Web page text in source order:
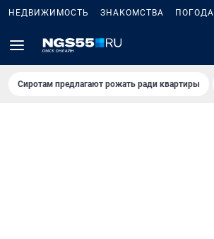
НЕДВИЖИМОСТЬ ЗНАКОМСТВА ПОГОДА
Сиротам предлагают рожать ради квартиры